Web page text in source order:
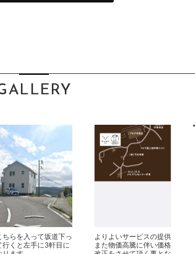
ちらを入って坂道下っ
行くと左手に3軒目に
よりよいサービスの提供
また物価高騰に伴い価格